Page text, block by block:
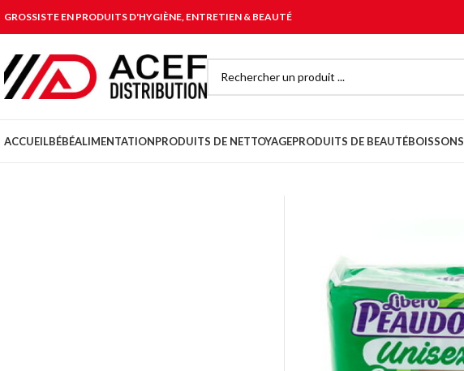
GROSSISTE EN PRODUITS D'HYGIÈNE, ENTRETIEN & BEAUTÉ
ACCUEILBÉBÉALIMENTATIONPRODUITS DE NETTOYAGEPRODUITS DE BEAUTÉBOISSONS